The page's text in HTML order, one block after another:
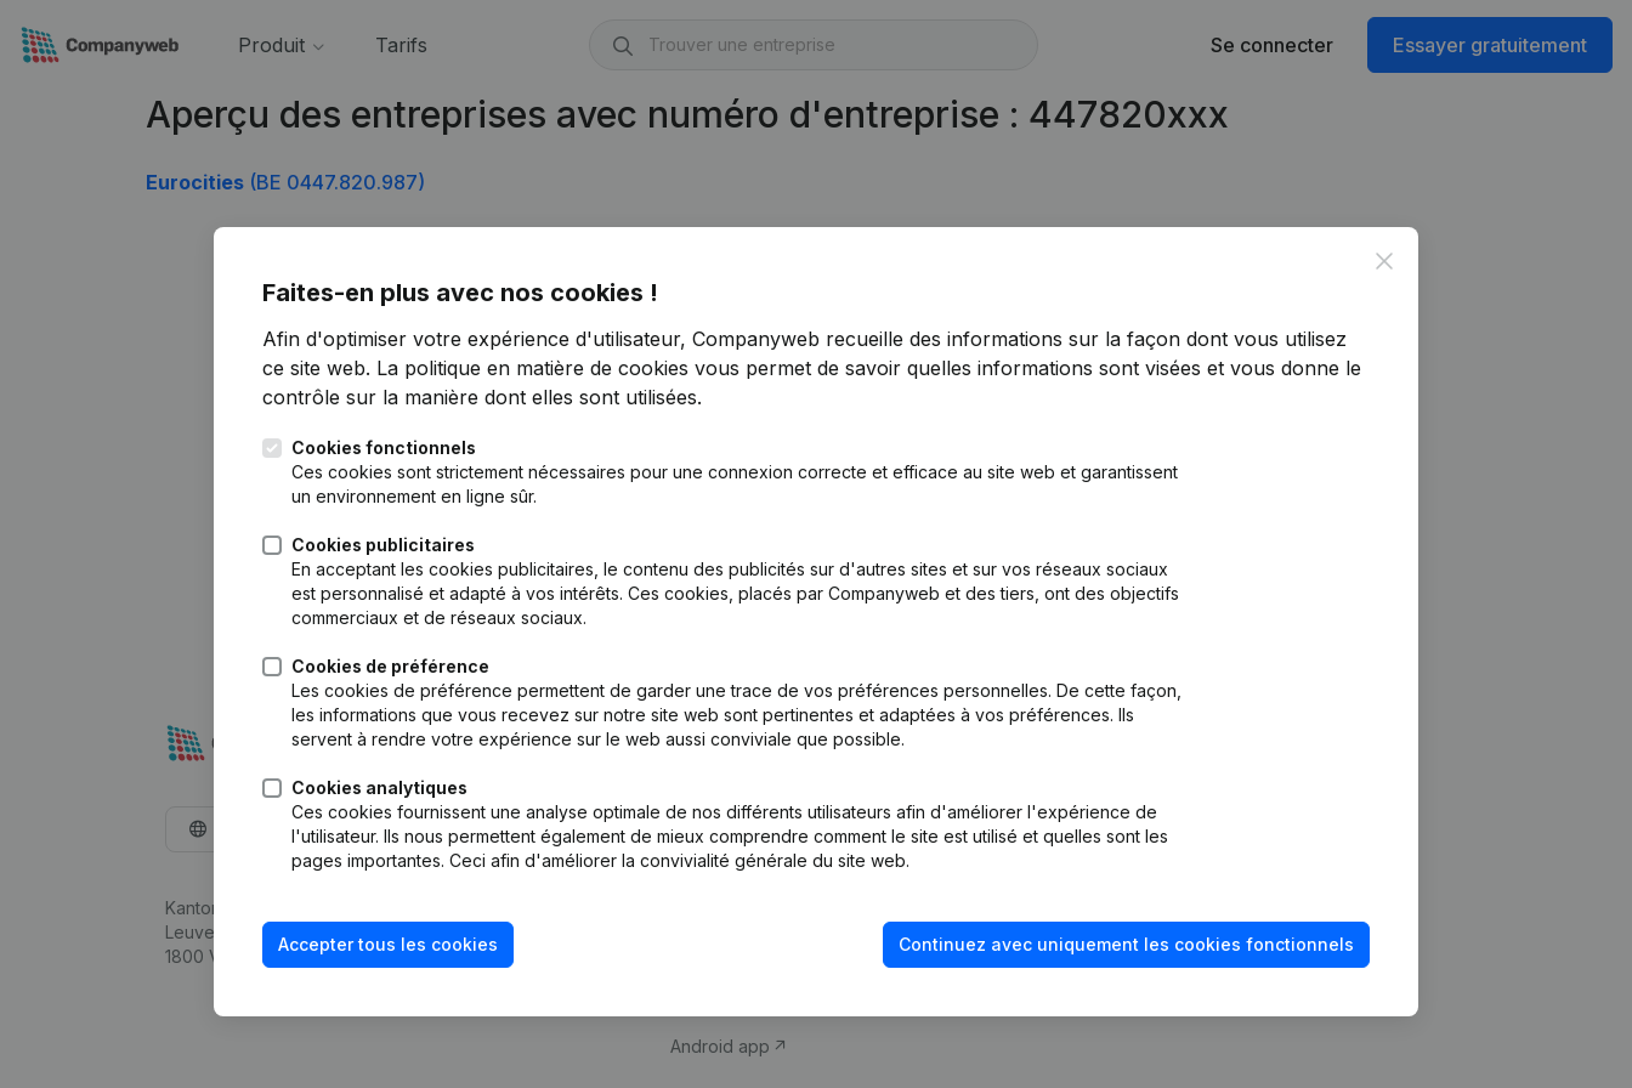
Produit Tarifs Se connecter Essayer gratuitement
Aperçu des entreprises avec numéro d'entreprise : 447820xxx
Eurocities (BE 0447.820.987)
Close
Faites-en plus avec nos cookies !
Afin d'optimiser votre expérience d'utilisateur, Companyweb recueille des informations sur la façon dont vous utilisez
ce site web. La politique en matière de cookies vous permet de savoir quelles informations sont visées et vous donne le
contrôle sur la manière dont elles sont utilisées.
Cookies fonctionnels
Ces cookies sont strictement nécessaires pour une connexion correcte et efficace au site web et garantissent
un environnement en ligne sûr.
Cookies publicitaires
En acceptant les cookies publicitaires, le contenu des publicités sur d'autres sites et sur vos réseaux sociaux
est personnalisé et adapté à vos intérêts. Ces cookies, placés par Companyweb et des tiers, ont des objectifs
commerciaux et de réseaux sociaux.
Cookies de préférence
Les cookies de préférence permettent de garder une trace de vos préférences personnelles. De cette façon,
les informations que vous recevez sur notre site web sont pertinentes et adaptées à vos préférences. Ils
servent à rendre votre expérience sur le web aussi conviviale que possible.
Cookies analytiques
Ces cookies fournissent une analyse optimale de nos différents utilisateurs afin d'améliorer l'expérience de
l'utilisateur. Ils nous permettent également de mieux comprendre comment le site est utilisé et quelles sont les
pages importantes. Ceci afin d'améliorer la convivialité générale du site web.
Accepter tous les cookies Continuez avec uniquement les cookies fonctionnels
Français
Kantorenpark Everest
Leuvensesteenweg 248D,
1800 Vilvoorde
Produit
d’entreprise
Monitoring
Android app
fraude
Consulter des comptes annuels
Vérification de la solvabilité